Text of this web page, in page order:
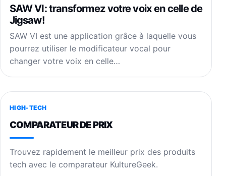
SAW VI: transformez votre voix en celle de
Jigsaw!
SAW VI est une application grâce à laquelle vous
pourrez utiliser le modificateur vocal pour
changer votre voix en celle…
HIGH-TECH
COMPARATEUR DE PRIX
Trouvez rapidement le meilleur prix des produits
tech avec le comparateur KultureGeek.